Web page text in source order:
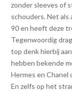
zonder sleeves of
schouders. Net
90 en heeft deze
Tegenwoordig
top denk hierbij
hebben bekende
Hermes en
En zelfs op het